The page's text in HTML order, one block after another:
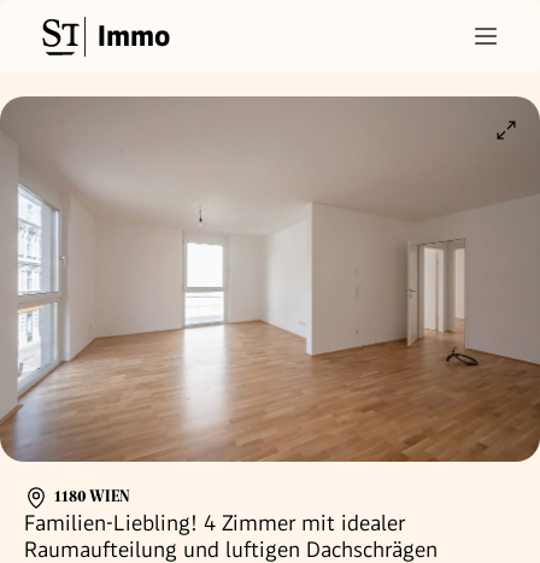
Immo
1180 WIEN
Familien-Liebling! 4 Zimmer mit idealer
Raumaufteilung und luftigen Dachschrägen